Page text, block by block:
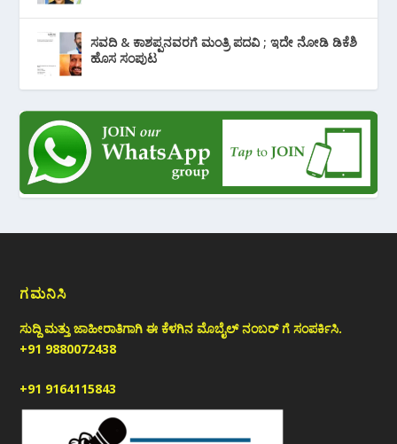
ಸವದಿ & ಕಾಶಪ್ಪನವರಗೆ ಮಂತ್ರಿ ಪದವಿ ; ಇದೇ ನೋಡಿ‌ ಡಿಕೆಶಿ
ಹೊಸ ಸಂಪುಟ
ಗಮನಿಸಿ
ಸುದ್ದಿ ಮತ್ತು ಜಾಹೀರಾತಿಗಾಗಿ ಈ ಕೆಳಗಿನ ಮೊಬೈಲ್ ನಂಬರ್ ಗೆ ಸಂಪರ್ಕಿಸಿ.
+91 9880072438
+91 9164115843